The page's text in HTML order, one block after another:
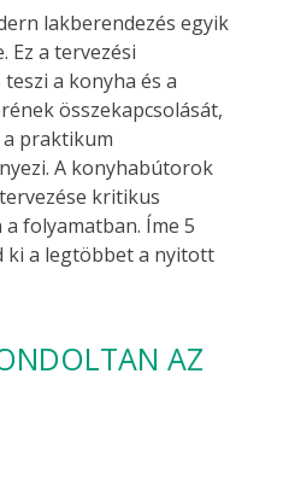
lakberendezés egyik
Ez a tervezési
a konyha és a
összekapcsolását,
praktikum
A konyhabútorok
kritikus
folyamatban. Íme 5
ki a legtöbbet a nyitott
AZ